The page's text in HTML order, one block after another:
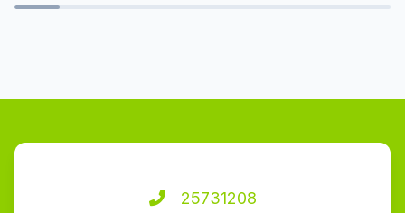
25731208